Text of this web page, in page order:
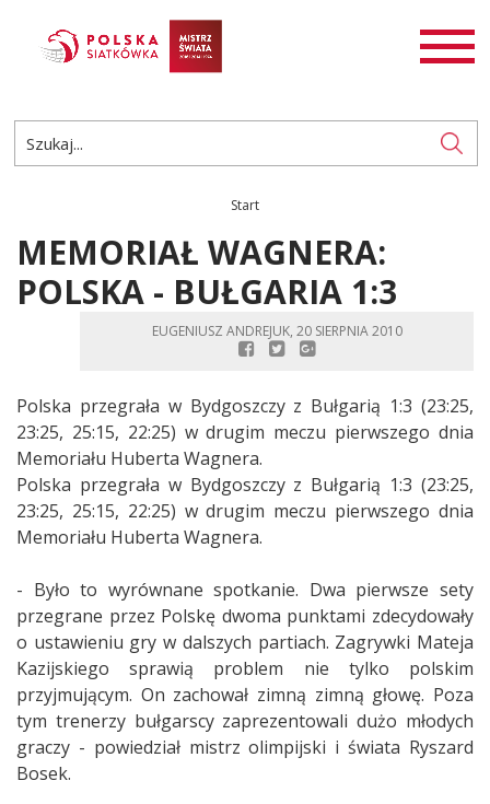
AKTUALNOŚCI
ROZGRYWKI
ENStart
MEMORIAŁ WAGNERA:
POLSKA - BUŁGARIA 1:3
EUGENIUSZ ANDREJUK, 20 SIERPNIA 2010
Polska przegrała w Bydgoszczy z Bułgarią 1:3 (23:25,
23:25, 25:15, 22:25) w drugim meczu pierwszego dnia
Memoriału Huberta Wagnera.
Polska przegrała w Bydgoszczy z Bułgarią 1:3 (23:25,
23:25, 25:15, 22:25) w drugim meczu pierwszego dnia
Memoriału Huberta Wagnera.
- Było to wyrównane spotkanie. Dwa pierwsze sety
przegrane przez Polskę dwoma punktami zdecydowały
o ustawieniu gry w dalszych partiach. Zagrywki Mateja
Kazijskiego sprawią problem nie tylko polskim
przyjmującym. On zachował zimną zimną głowę. Poza
tym trenerzy bułgarscy zaprezentowali dużo młodych
graczy - powiedział mistrz olimpijski i świata Ryszard
Bosek.